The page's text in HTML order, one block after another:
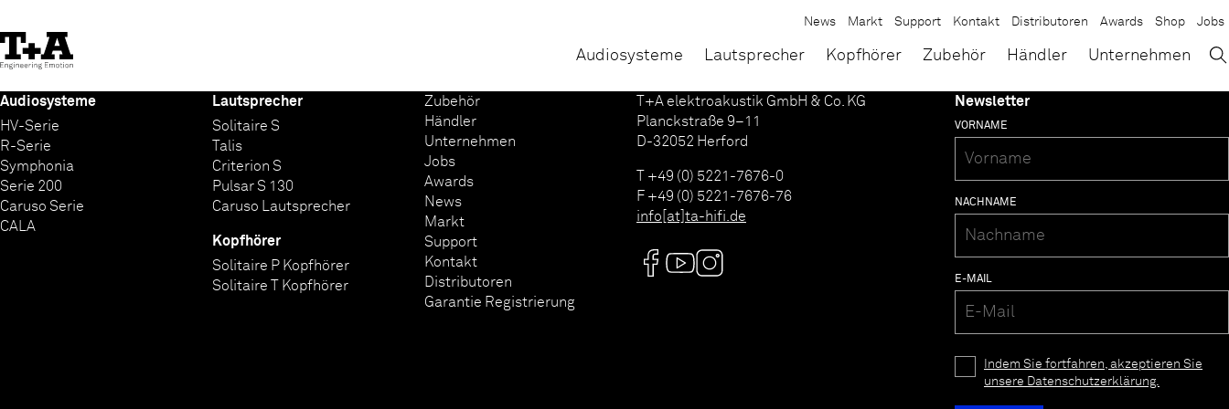
to
Content
Audiosysteme Lautsprecher Kopfhörer Zubehör Händler Unternehmen
News Markt Support Kontakt Distributoren Awards Shop Jobs
Audiosysteme
HV-Serie
R-Serie
Symphonia
Serie 200
Caruso Serie
CALA
Lautsprecher
Solitaire S
Talis
Criterion S
Pulsar S 130
Caruso Lautsprecher
Kopfhörer
Solitaire P Kopfhörer
Solitaire T Kopfhörer
Zubehör
Händler
Unternehmen
Jobs
Awards
News
Markt
Support
Kontakt
Distributoren
Garantie Registrierung
T+A elektroakustik GmbH & Co. KG
Planckstraße 9–11
D-32052 Herford
T +49 (0) 5221-7676-0
F +49 (0) 5221-7676-76
info[at]ta-hifi.de
Newsletter
VORNAME
NACHNAME
E-MAIL
Indem Sie fortfahren, akzeptieren Sie
unsere Datenschutzerklärung.
→ ×